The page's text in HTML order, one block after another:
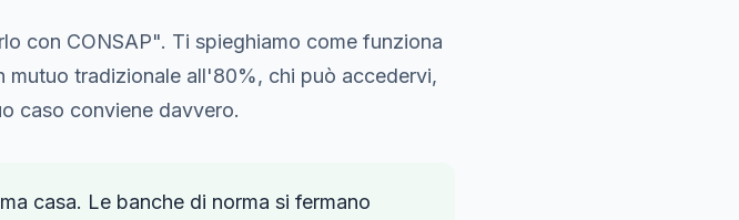
con CONSAP". Ti spieghiamo come funziona
mutuo tradizionale all'80%, chi può accedervi,
caso conviene davvero.
casa. Le banche di norma si fermano